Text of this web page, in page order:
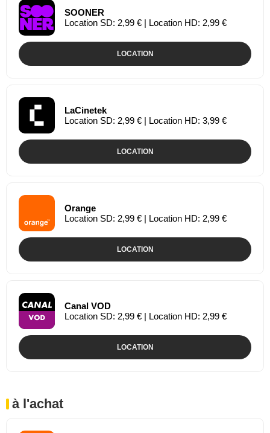
SOONER
Location SD: 2,99 € | Location HD: 2,99 €
LOCATION
LaCinetek
Location SD: 2,99 € | Location HD: 3,99 €
LOCATION
Orange
Location SD: 2,99 € | Location HD: 2,99 €
LOCATION
Canal VOD
Location SD: 2,99 € | Location HD: 2,99 €
LOCATION
à l'achat